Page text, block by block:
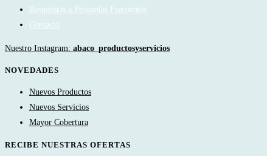
Respuestas a Preguntas Frecuentes
Contacto
Nuestro Instagram: abaco_productosyservicios
NOVEDADES
Nuevos Productos
Nuevos Servicios
Mayor Cobertura
RECIBE NUESTRAS OFERTAS